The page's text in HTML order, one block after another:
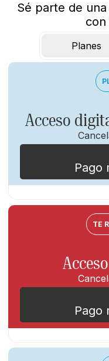
Sé parte de
con
Planes
Acceso
Pago
Acceso
Web y el
periódico
Incluye
la edición
Podrás leer
TE
Pago
Acceso
aplicación.
No incluye
de la edición
sección